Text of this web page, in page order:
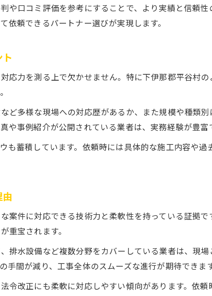
や口コミ評価を参考にすることで、より実績と信頼性
依頼できるパートナー選びが実現します。
応力を測る上で欠かせません。特に下伊那郡平谷村の
ど多様な現場への対応歴があるか、また規模や種類
や事例紹介が公開されている業者は、実務経験が豊富
も蓄積しています。依頼時には具体的な施工内容や
案件に対応できる技術力と柔軟性を持っている証拠
重宝されます。
排水設備など複数分野をカバーしている業者は、現
間が減り、工事全体のスムーズな進行が期待できます
令改正にも柔軟に対応しやすい傾向があります。依